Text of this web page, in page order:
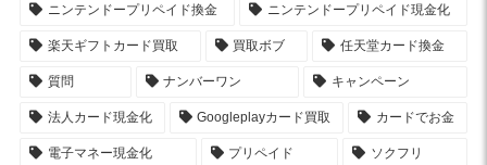
ニンテンドープリペイド換金 ニンテンドープリペイド現金化
楽天ギフトカード買取 買取ボブ 任天堂カード換金
質問 ナンバーワン キャンペーン
法人カード現金化 Googleplayカード買取 カードでお金
電子マネー現金化 プリペイド ソクフリ